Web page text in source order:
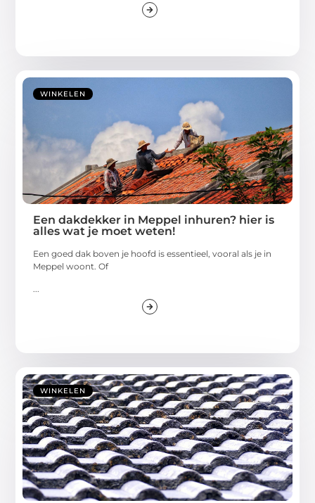
WINKELEN
Een dakdekker in Meppel inhuren? hier is
alles wat je moet weten!
Een goed dak boven je hoofd is essentieel, vooral als je in
Meppel woont. Of
...
WINKELEN